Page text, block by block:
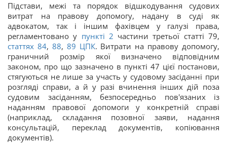
Підстави, межі та порядок відшкодування судових
витрат на правову допомогу, надану в суді як
адвокатом, так і іншим фахівцем у галузі права,
регламентовано у пункті 2 частини третьої статті 79,
статтях 84, 88, 89 ЦПК. Витрати на правову допомогу,
граничний розмір якої визначено відповідним
законом, про що зазначено в пункті 47 цієї постанови,
стягуються не лише за участь у судовому засіданні при
розгляді справи, а й у разі вчинення інших дій поза
судовим засіданням, безпосередньо пов'язаних із
наданням правової допомоги у конкретній справі
(наприклад, складання позовної заяви, надання
консультацій, переклад документів, копіювання
документів).